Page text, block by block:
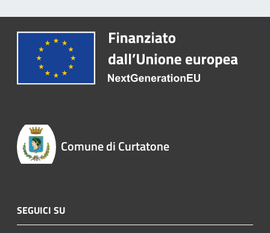
Comune di Curtatone
SEGUICI SU